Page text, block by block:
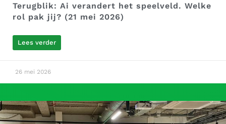
Terugblik: Ai verandert het speelveld. Welke
rol pak jij? (21 mei 2026)
Lees verder
26 mei 2026